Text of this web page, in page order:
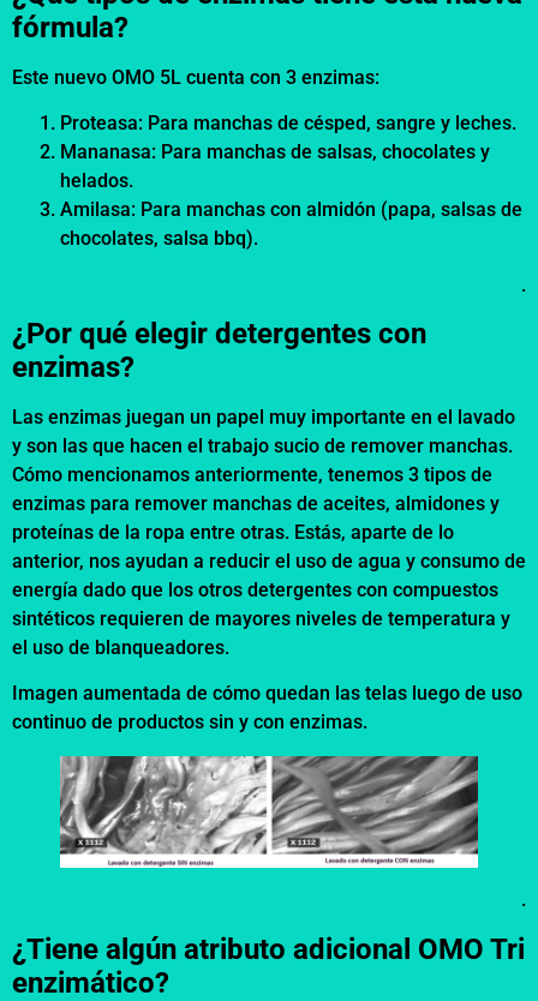
fórmula?
Este nuevo OMO 5L cuenta con 3 enzimas:
Proteasa: Para manchas de césped, sangre y leches.
Mananasa: Para manchas de salsas, chocolates y
helados.
Amilasa: Para manchas con almidón (papa, salsas de
chocolates, salsa bbq).
.
¿Por qué elegir detergentes con
enzimas?
Las enzimas juegan un papel muy importante en el lavado
y son las que hacen el trabajo sucio de remover manchas.
Cómo mencionamos anteriormente, tenemos 3 tipos de
enzimas para remover manchas de aceites, almidones y
proteínas de la ropa entre otras. Estás, aparte de lo
anterior, nos ayudan a reducir el uso de agua y consumo de
energía dado que los otros detergentes con compuestos
sintéticos requieren de mayores niveles de temperatura y
el uso de blanqueadores.
Imagen aumentada de cómo quedan las telas luego de uso
continuo de productos sin y con enzimas.
.
¿Tiene algún atributo adicional OMO Tri
enzimático?